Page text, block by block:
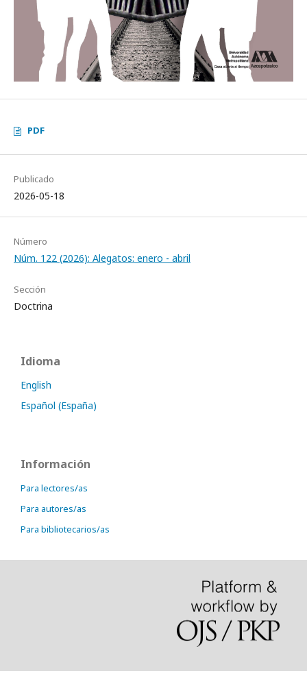
PDF
Publicado
2026-05-18
Número
Núm. 122 (2026): Alegatos: enero - abril
Sección
Doctrina
Idioma
English
Español (España)
Información
Para lectores/as
Para autores/as
Para bibliotecarios/as